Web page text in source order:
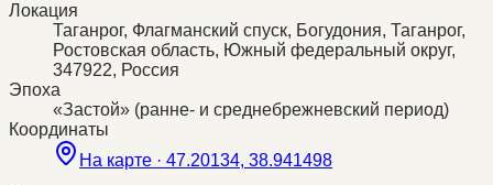
Локация
Таганрог, Флагманский спуск, Богудония, Таганрог,
Ростовская область, Южный федеральный округ,
347922, Россия
Эпоха
«Застой» (ранне- и среднебрежневский период)
Координаты
На карте · 47.20134, 38.941498